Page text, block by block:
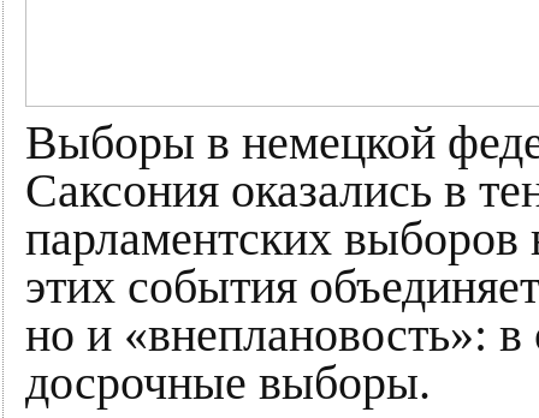
Выборы в немецкой
Саксония оказались в
парламентских
этих события
но и «внеплановость»:
досрочные выборы.